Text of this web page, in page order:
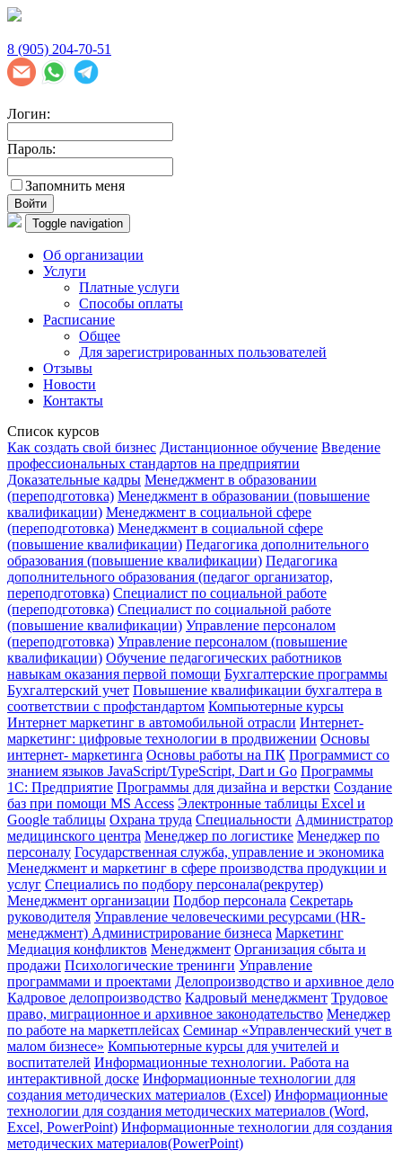
8 (905) 204-70-51
Логин:
Пароль:
Запомнить меня
Войти
Toggle navigation
Об организации
Услуги
Платные услуги
Способы оплаты
Расписание
Общее
Для зарегистрированных пользователей
Отзывы
Новости
Контакты
Список курсов
Как создать свой бизнес Дистанционное обучение Введение
профессиональных стандартов на предприятии
Доказательные кадры Менеджмент в образовании
(переподготовка) Менеджмент в образовании (повышение
квалификации) Менеджмент в социальной сфере
(переподготовка) Менеджмент в социальной сфере
(повышение квалификации) Педагогика дополнительного
образования (повышение квалификации) Педагогика
дополнительного образования (педагог организатор,
переподготовка) Специалист по социальной работе
(переподготовка) Специалист по социальной работе
(повышение квалификации) Управление персоналом
(переподготовка) Управление персоналом (повышение
квалификации) Обучение педагогических работников
навыкам оказания первой помощи Бухгалтерские программы
Бухгалтерский учет Повышение квалификации бухгалтера в
соответствии с профстандартом Компьютерные курсы
Интернет маркетинг в автомобильной отрасли Интернет-
маркетинг: цифровые технологии в продвижении Основы
интернет- маркетинга Основы работы на ПК Программист со
знанием языков JavaScript/TypeScript, Dart и Go Программы
1С: Предприятие Программы для дизайна и верстки Создание
баз при помощи MS Access Электронные таблицы Excel и
Google таблицы Охрана труда Специальности Администратор
медицинского центра Менеджер по логистике Менеджер по
персоналу Государственная служба, управление и экономика
Менеджмент и маркетинг в сфере производства продукции и
услуг Специались по подбору персонала(рекрутер)
Менеджмент организации Подбор персонала Секретарь
руководителя Управление человеческими ресурсами (HR-
менеджмент) Администрирование бизнеса Маркетинг
Медиация конфликтов Менеджмент Организация сбыта и
продажи Психологические тренинги Управление
программами и проектами Делопроизводство и архивное дело
Кадровое делопроизводство Кадровый менеджмент Трудовое
право, миграционное и архивное законодательство Менеджер
по работе на маркетплейсах Семинар «Управленческий учет в
малом бизнесе» Компьютерные курсы для учителей и
воспитателей Информационные технологии. Работа на
интерактивной доске Информационные технологии для
создания методических материалов (Excel) Информационные
технологии для создания методических материалов (Word,
Excel, PowerPoint) Информационные технологии для создания
методических материалов(PowerPoint)